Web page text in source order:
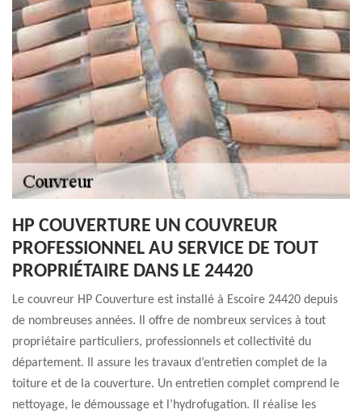
HP COUVERTURE UN COUVREUR
PROFESSIONNEL AU SERVICE DE TOUT
PROPRIÉTAIRE DANS LE 24420
Le couvreur HP Couverture est installé à Escoire 24420 depuis
de nombreuses années. Il offre de nombreux services à tout
propriétaire particuliers, professionnels et collectivité du
département. Il assure les travaux d’entretien complet de la
toiture et de la couverture. Un entretien complet comprend le
nettoyage, le démoussage et l’hydrofugation. Il réalise les